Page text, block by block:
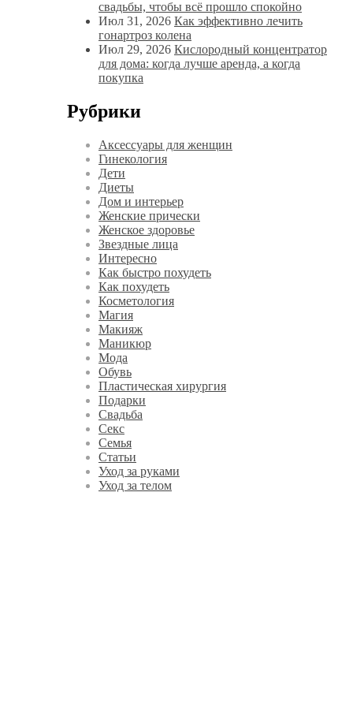
свадьбы, чтобы всё прошло спокойно
Июл 31, 2026 Как эффективно лечить
гонартроз колена
Июл 29, 2026 Кислородный концентратор
для дома: когда лучше аренда, а когда
покупка
Рубрики
Аксессуары для женщин
Гинекология
Дети
Диеты
Дом и интерьер
Женские прически
Женское здоровье
Звездные лица
Интересно
Как быстро похудеть
Как похудеть
Косметология
Магия
Макияж
Маникюр
Мода
Обувь
Пластическая хирургия
Подарки
Свадьба
Секс
Семья
Статьи
Уход за руками
Уход за телом